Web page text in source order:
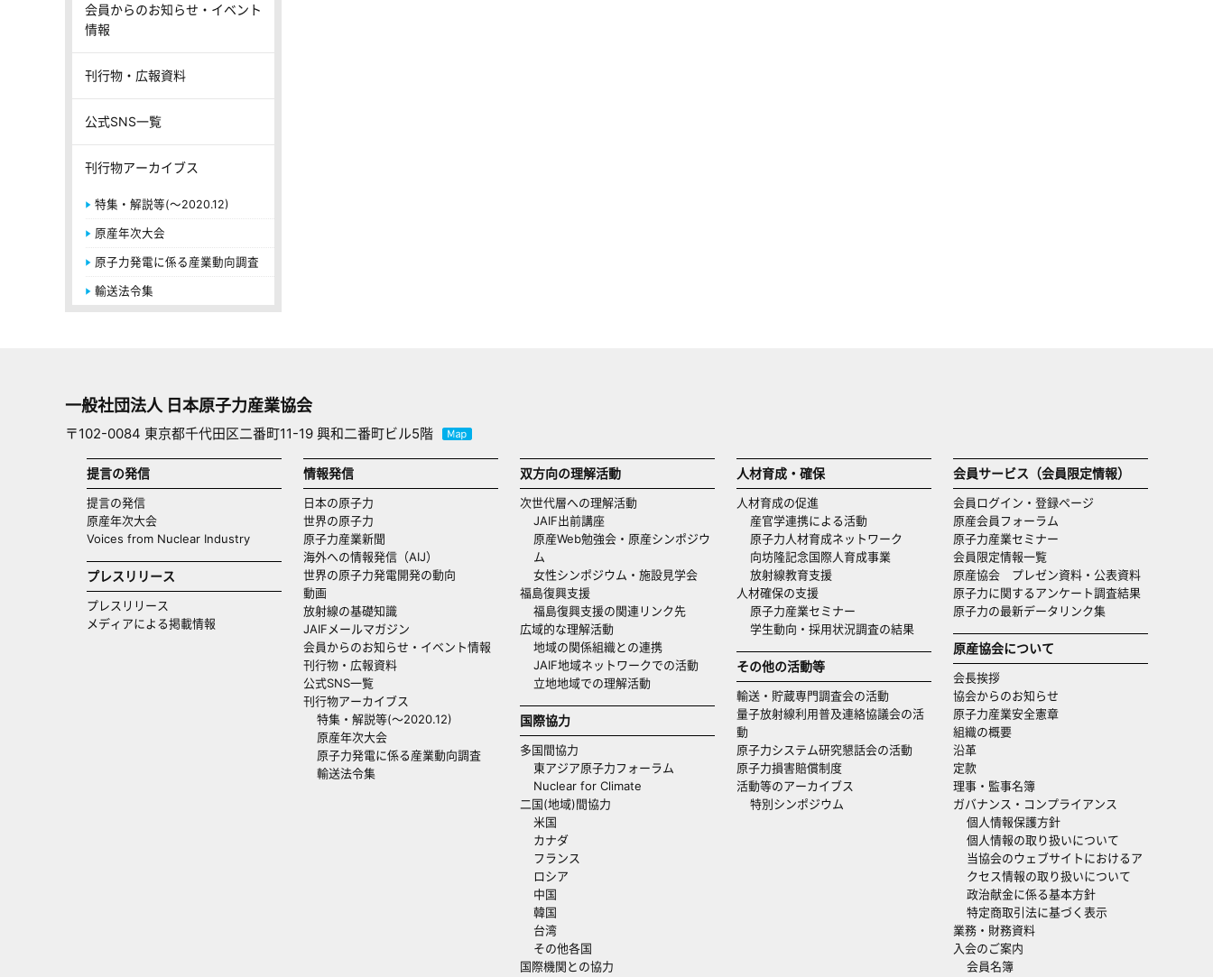
会員からのお知らせ・イベント
情報
刊行物・広報資料
公式SNS一覧
刊行物アーカイブス
特集・解説等(～2020.12)
原産年次大会
原子力発電に係る産業動向調査
輸送法令集
一般社団法人 日本原子力産業協会
〒102-0084 東京都千代田区二番町11-19 興和二番町ビル5階
提言の発信
提言の発信
原産年次大会
Voices from Nuclear Industry
プレスリリース
プレスリリース
メディアによる掲載情報
情報発信
日本の原子力
世界の原子力
原子力産業新聞
海外への情報発信（AIJ）
世界の原子力発電開発の動向
動画
放射線の基礎知識
JAIFメールマガジン
会員からのお知らせ・イベント情報
刊行物・広報資料
公式SNS一覧
刊行物アーカイブス
特集・解説等(～2020.12)
原産年次大会
原子力発電に係る産業動向調査
輸送法令集
双方向の理解活動
次世代層への理解活動
JAIF出前講座
原産Web勉強会・原産シンポジウ
ム
女性シンポジウム・施設見学会
福島復興支援
福島復興支援の関連リンク先
広域的な理解活動
地域の関係組織との連携
JAIF地域ネットワークでの活動
立地地域での理解活動
国際協力
多国間協力
東アジア原子力フォーラム
Nuclear for Climate
二国(地域)間協力
米国
カナダ
フランス
ロシア
中国
韓国
台湾
その他各国
国際機関との協力
人材育成・確保
人材育成の促進
産官学連携による活動
原子力人材育成ネットワーク
向坊隆記念国際人育成事業
放射線教育支援
人材確保の支援
原子力産業セミナー
学生動向・採用状況調査の結果
その他の活動等
輸送・貯蔵専門調査会の活動
量子放射線利用普及連絡協議会の活
動
原子力システム研究懇話会の活動
原子力損害賠償制度
活動等のアーカイブス
特別シンポジウム
会員サービス（会員限定情報）
会員ログイン・登録ページ
原産会員フォーラム
原子力産業セミナー
会員限定情報一覧
原産協会 プレゼン資料・公表資料
原子力に関するアンケート調査結果
原子力の最新データリンク集
原産協会について
会長挨拶
協会からのお知らせ
原子力産業安全憲章
組織の概要
沿革
定款
理事・監事名簿
ガバナンス・コンプライアンス
個人情報保護方針
個人情報の取り扱いについて
当協会のウェブサイトにおけるア
クセス情報の取り扱いについて
政治献金に係る基本方針
特定商取引法に基づく表示
業務・財務資料
入会のご案内
会員名簿